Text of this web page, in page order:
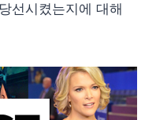
선시켰는지에 대해